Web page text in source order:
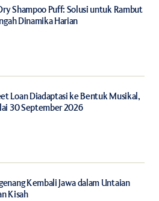
and website in this browser for
by email.
Shampoo Puff: Solusi untuk Rambut
Dinamika Harian
Loan Diadaptasi ke Bentuk Musikal,
30 September 2026
Kembali Jawa dalam Untaian
Kisah